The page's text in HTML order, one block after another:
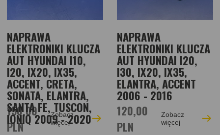
NAPRAWA
ELEKTRONIKI KLUCZA
AUT HYUNDAI I10,
I20, IX20, IX35,
ACCENT, CRETA,
SONATA, ELANTRA,
SANTA FE, TUSCON,
IONIQ 2009 - 2020
150,00
PLN
Zobacz
więcej
NAPRAWA
ELEKTRONIKI KLUCZA
AUT HYUNDAI I20,
I30, IX20, IX35,
ELANTRA, ACCENT
2006 - 2016
120,00
PLN
Zobacz
więcej